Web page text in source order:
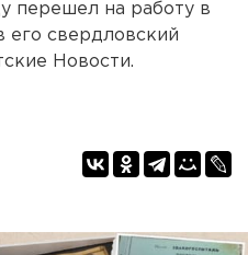
перешел на работу в
его свердловский
Новости.